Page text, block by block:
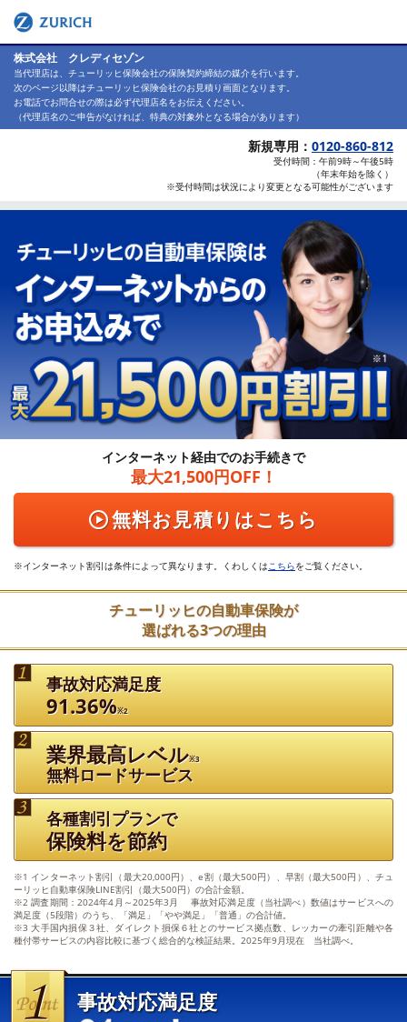
ZURICH
株式会社 クレディセゾン
当代理店は、チューリッヒ保険会社の保険契約締結の媒介を行います。
次のページ以降はチューリッヒ保険会社のお見積り画面となります。
お電話でお問合せの際は必ず代理店名をお伝えください。
（代理店名のご申告がなければ、特典の対象外となる場合があります）
新規専用： 0120-860-812
受付時間：午前9時～午後5時
（年末年始を除く）
※受付時間は状況により変更となる可能性がございます
日本の自動車保険で「事故対応満足度」第1位（J.D.パワー）※2 無料ロードサービスの充実度も業
インターネット経由でのお手続きで
最大21,500円OFF！
無料お見積りはこちら
インターネット割引は条件によって異なります。くわしくはこちらをご覧ください。
チューリッヒの自動車保険が
選ばれる3つの理由
事故対応満足度
91.36%※2
業界最高レベル※3
無料ロードサービス
各種割引プランで
保険料を節約
※1 インターネット割引（最大20,000円）、e割（最大500円）、早割（最大500円）、チュ
ーリッヒ自動車保険LINE割引（最大500円）の合計金額。
※2 調査期間：2024年4月～2025年3月 事故対応満足度（当社調べ）数値はサービスへの
満足度（5段階）のうち、「満足」「やや満足」「普通」の合計値。
※3 大手国内損保３社、ダイレクト損保６社とのサービス拠点数、レッカーの牽引距離や各
種付帯サービスの内容比較に基づく総合的な検証結果。2025年9月現在 当社調べ。
事故対応満足度